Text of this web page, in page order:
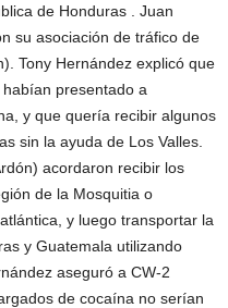
de Honduras . Juan
su asociación de tráfico de
Tony Hernández explicó que
presentado a
y que quería recibir algunos
sin la ayuda de Los Valles.
acordaron recibir los
de la Mosquitia o
y luego transportar la
y Guatemala utilizando
aseguró a CW-2
de cocaína no serían